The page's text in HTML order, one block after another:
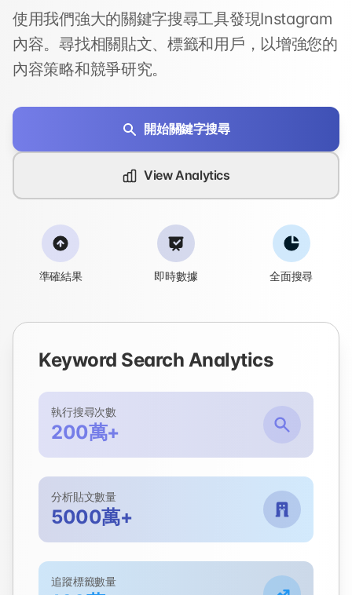
使用我們強大的關鍵字搜尋工具發現Instagram
內容。尋找相關貼文、標籤和用戶，以增強您的
內容策略和競爭研究。
開始關鍵字搜尋
View Analytics
準確結果 即時數據 全面搜尋
Keyword Search Analytics
執行搜尋次數
200萬+
分析貼文數量
5000萬+
追蹤標籤數量